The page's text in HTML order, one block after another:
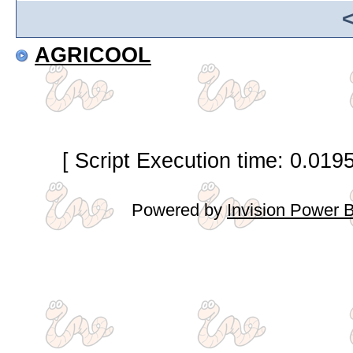
AGRICOOL
[ Script Execution time:
Powered byInvision Power